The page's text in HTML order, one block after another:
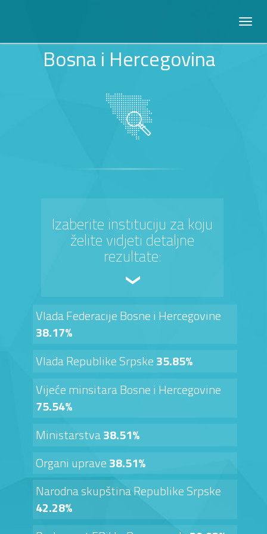
Bosna i Hercegovina
Izaberite instituciju za koju
želite vidjeti detaljne
rezultate:
Vlada Federacije Bosne i Hercegovine
38.17%
Vlada Republike Srpske35.85%
Vijeće minsitara Bosne i Hercegovine
75.54%
Ministarstva38.51%
Organi uprave38.51%
Narodna skupština Republike Srpske
42.28%